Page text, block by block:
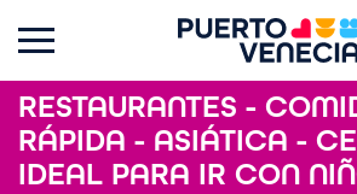
RESTAURANTES -
RÁPIDA - ASIÁTICA -
IDEAL PARA IR CON